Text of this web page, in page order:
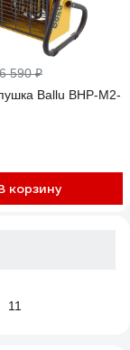
6 590 ₽
Ballu BHP-M2-
корзину
11